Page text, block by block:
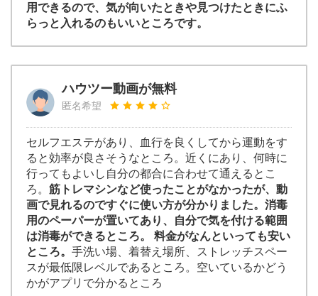
用できるので、気が向いたときや見つけたときにふ
らっと入れるのもいいところです。
ハウツー動画が無料
匿名希望
セルフエステがあり、血行を良くしてから運動をす
ると効率が良さそうなところ。近くにあり、何時に
行ってもよいし自分の都合に合わせて通えるとこ
ろ。 筋トレマシンなど使ったことがなかったが、動
画で見れるのですぐに使い方が分かりました。消毒
用のペーパーが置いてあり、自分で気を付ける範囲
は消毒ができるところ。 料金がなんといっても安い
ところ。 手洗い場、着替え場所、ストレッチスペー
スが最低限レベルであるところ。空いているかどう
かがアプリで分かるところ